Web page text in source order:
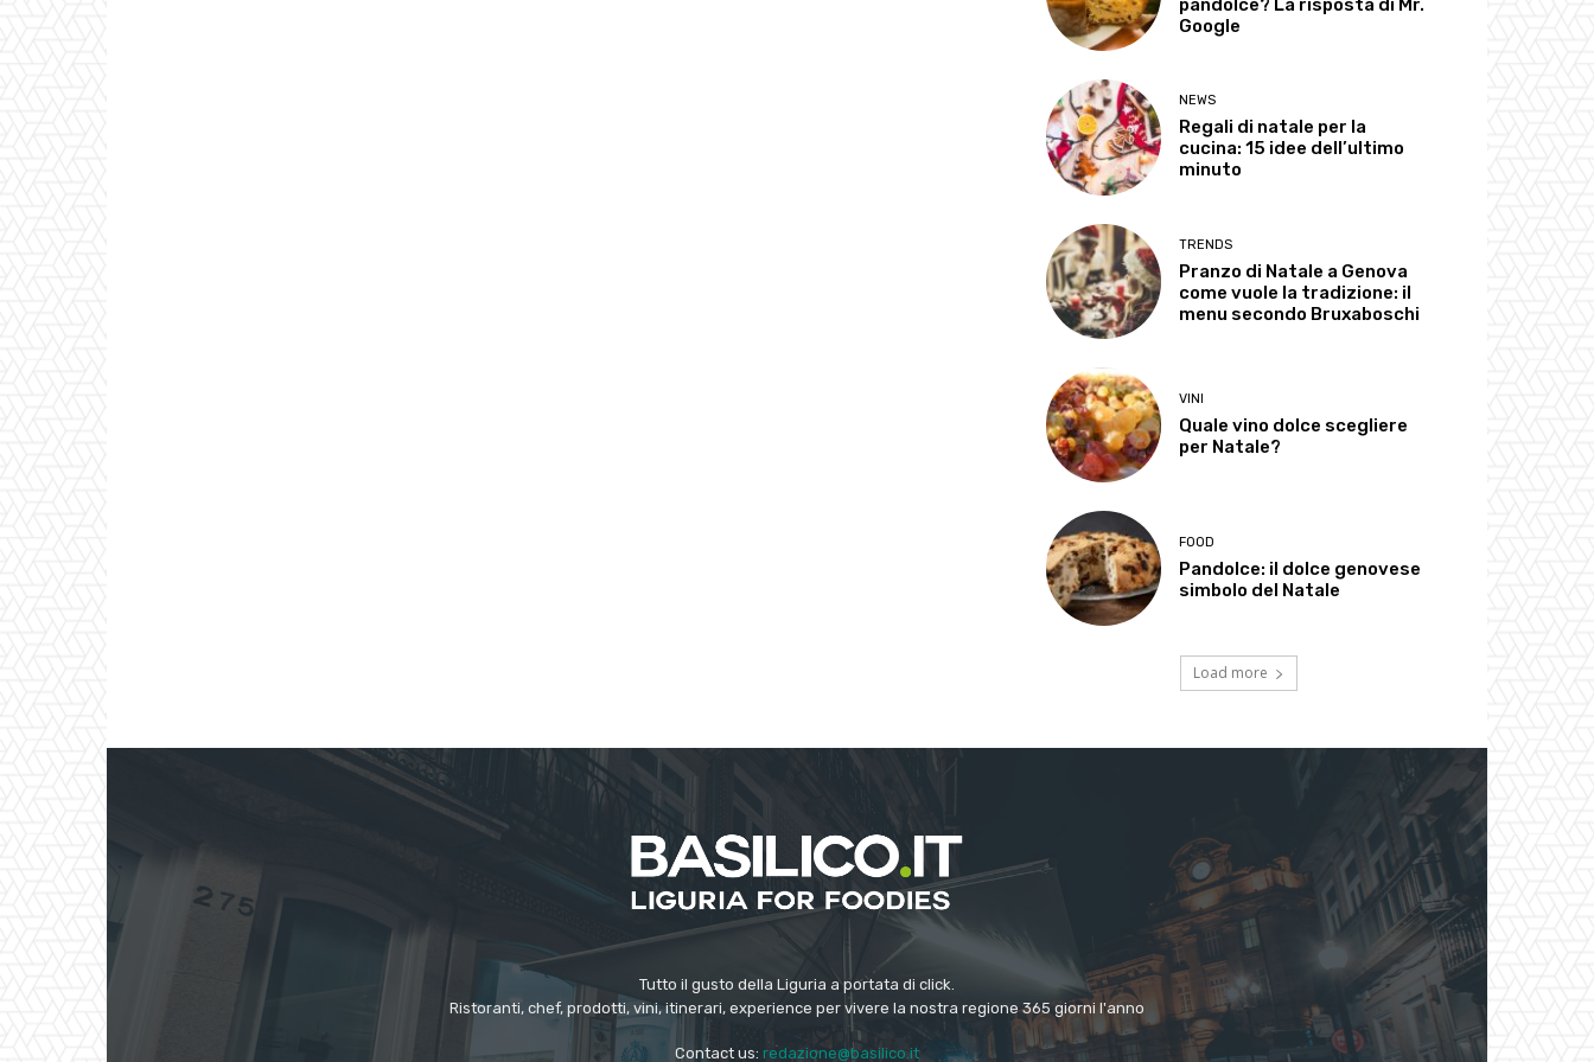
pandolce? La risposta di Mr.
Google
NEWS
Regali di natale per la
cucina: 15 idee dell’ultimo
minuto
TRENDS
Pranzo di Natale a Genova
come vuole la tradizione: il
menu secondo Bruxaboschi
VINI
Quale vino dolce scegliere
per Natale?
FOOD
Pandolce: il dolce genovese
simbolo del Natale
Load more
Tutto il gusto della Liguria a portata di click.
Ristoranti, chef, prodotti, vini, itinerari, experience per vivere la nostra regione 365 giorni l'anno
Contact us: redazione@basilico.it